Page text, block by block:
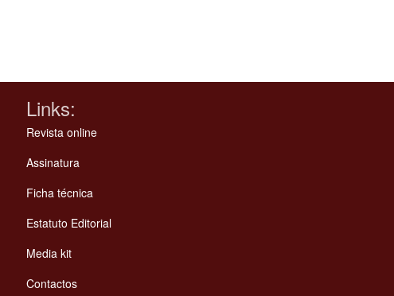
Links:
Revista online
Assinatura
Ficha técnica
Estatuto Editorial
Media kit
Contactos